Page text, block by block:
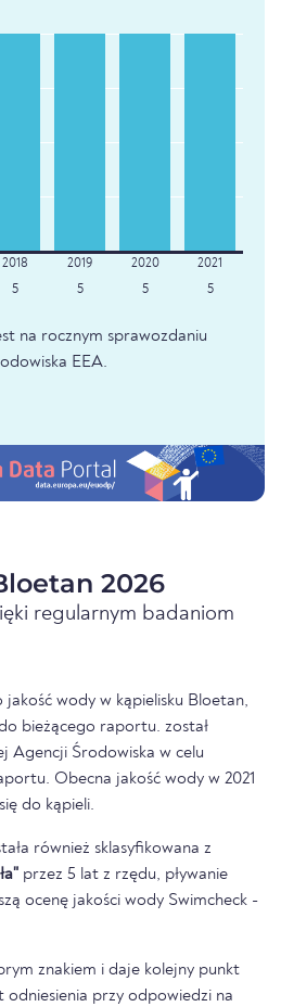
5 5 5 5
na rocznym sprawozdaniu
EEA.
2026
regularnym badaniom
wody w kąpielisku Bloetan,
bieżącego raportu. został
Agencji Środowiska w celu
Obecna jakość wody w 2021
do kąpieli.
również sklasyfikowana z
przez 5 lat z rzędu, pływanie
ocenę jakości wody Swimcheck -
znakiem i daje kolejny punkt
odniesienia przy odpowiedzi na